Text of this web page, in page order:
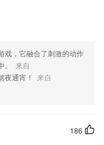
喜欢的连环画资源，方便
环画手机一键就能找到；
讲解考试知识，学习专业
题包含专属词库。
理解。
更清晰
戏，它融合了刺激的动作
来自
夜通宵！
来自
186